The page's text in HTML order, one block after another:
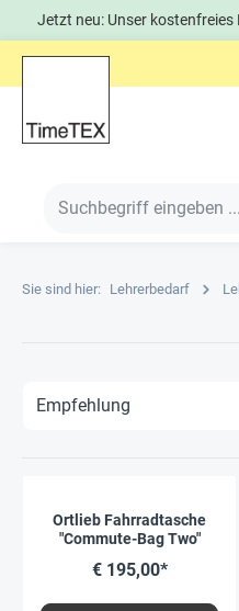
Jetzt neu: Unser
Sie sind hier: Lehrerbedarf
Ortlieb Fahrradtasche
"Commute-Bag Two"
€ 195,00*